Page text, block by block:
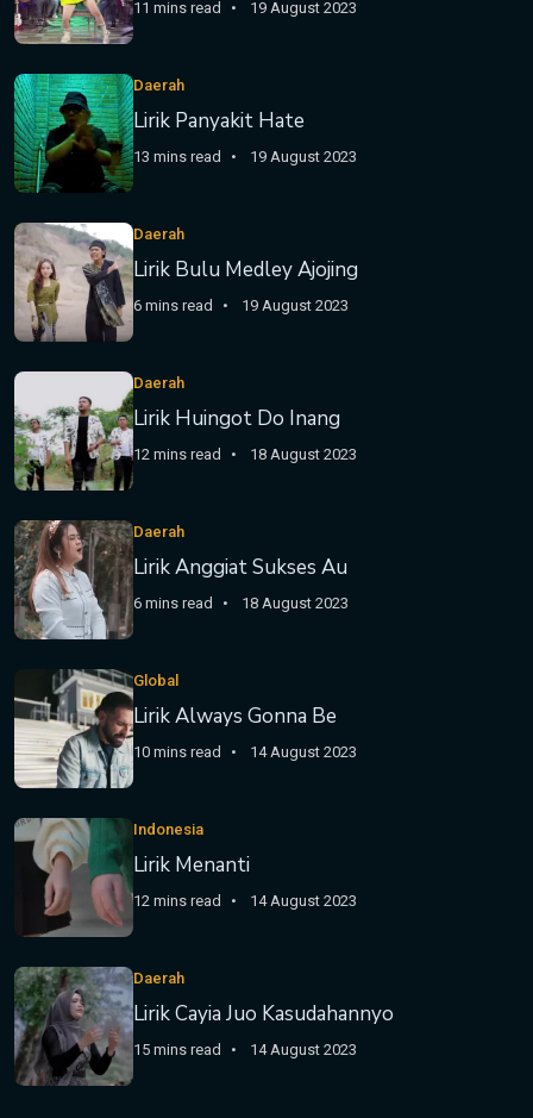
11 mins read 19 August 2023
Daerah
Lirik Panyakit Hate
13 mins read 19 August 2023
Daerah
Lirik Bulu Medley Ajojing
6 mins read 19 August 2023
Daerah
Lirik Huingot Do Inang
12 mins read 18 August 2023
Daerah
Lirik Anggiat Sukses Au
6 mins read 18 August 2023
Global
Lirik Always Gonna Be
10 mins read 14 August 2023
Indonesia
Lirik Menanti
12 mins read 14 August 2023
Daerah
Lirik Cayia Juo Kasudahannyo
15 mins read 14 August 2023